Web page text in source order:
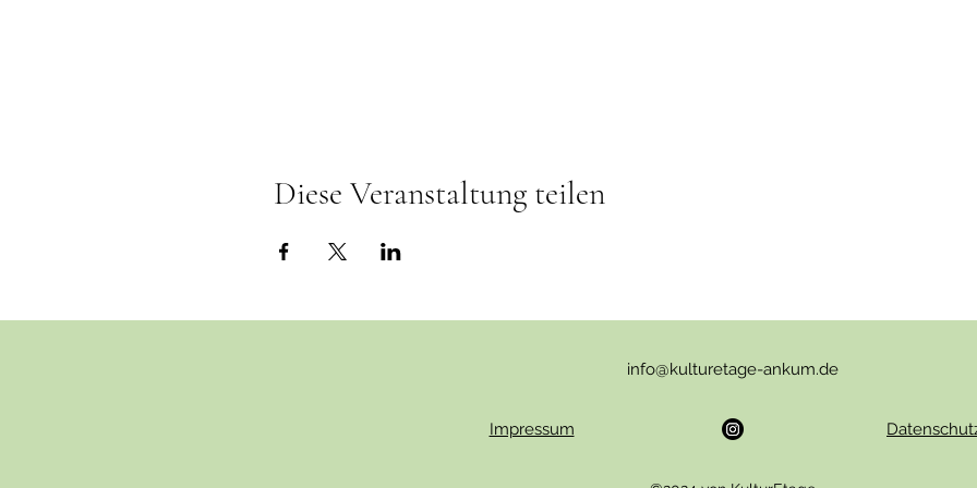
Diese Veranstaltung teilen
info@kulturetage-ankum.de
Impressum